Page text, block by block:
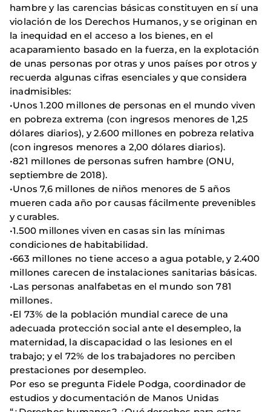
hambre y las carencias básicas constituyen en sí una
violación de los Derechos Humanos, y se originan en
la inequidad en el acceso a los bienes, en el
acaparamiento basado en la fuerza, en la explotación
de unas personas por otras y unos países por otros y
recuerda algunas cifras esenciales y que considera
inadmisibles:
•Unos 1.200 millones de personas en el mundo viven
en pobreza extrema (con ingresos menores de 1,25
dólares diarios), y 2.600 millones en pobreza relativa
(con ingresos menores a 2,00 dólares diarios).
•821 millones de personas sufren hambre (ONU,
septiembre de 2018).
•Unos 7,6 millones de niños menores de 5 años
mueren cada año por causas fácilmente prevenibles
y curables.
•1.500 millones viven en casas sin las mínimas
condiciones de habitabilidad.
•663 millones no tiene acceso a agua potable, y 2.400
millones carecen de instalaciones sanitarias básicas.
•Las personas analfabetas en el mundo son 781
millones.
•El 73% de la población mundial carece de una
adecuada protección social ante el desempleo, la
maternidad, la discapacidad o las lesiones en el
trabajo; y el 72% de los trabajadores no perciben
prestaciones por desempleo.
Por eso se pregunta Fidele Podga, coordinador de
estudios y documentación de Manos Unidas